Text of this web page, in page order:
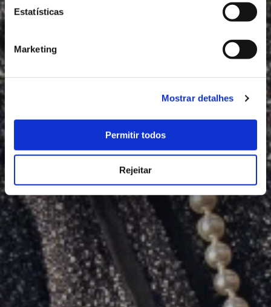
Estatísticas
Marketing
Mostrar detalhes
Permitir todos
Rejeitar